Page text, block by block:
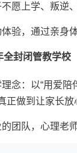
愿上学、叛逆
验，通过亲身
全封闭管教学校
念：以“用爱
正做到让家长
团队，心理老